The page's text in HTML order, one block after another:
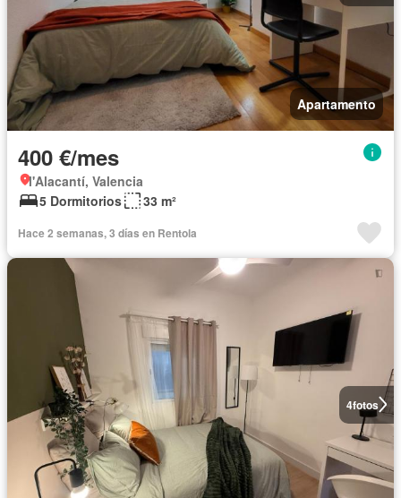
Apartamento
400 €/mes
l'Alacantí, Valencia
5 Dormitorios
33 m²
Hace 2 semanas, 3 días en Rentola
4fotos